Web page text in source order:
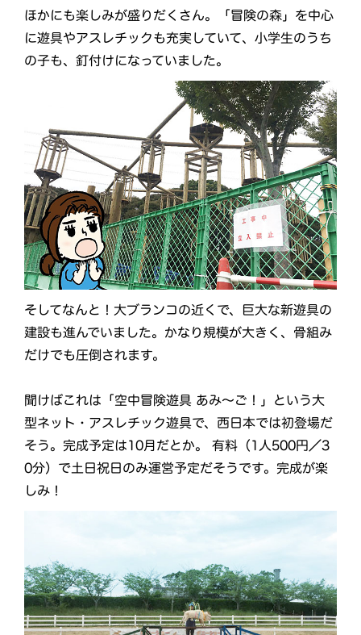
ほかにも楽しみが盛りだくさん。「冒険の森」を中心
に遊具やアスレチックも充実していて、小学生のうち
の子も、釘付けになっていました。
そしてなんと！大ブランコの近くで、巨大な新遊具の
建設も進んでいました。かなり規模が大きく、骨組み
だけでも圧倒されます。
聞けばこれは「空中冒険遊具 あみ〜ご！」という大
型ネット・アスレチック遊具で、西日本では初登場だ
そう。完成予定は10月だとか。 有料（1人500円／3
0分）で土日祝日のみ運営予定だそうです。完成が楽
しみ！